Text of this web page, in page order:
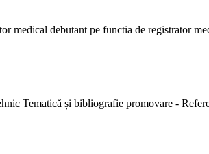
medical debutant pe functia de registrator
Tematică și bibliografie promovare -